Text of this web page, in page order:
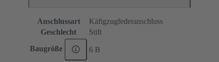
Anschlussart
Käfigzugfederanschluss
Geschlecht
Stift
Baugröße 6 B